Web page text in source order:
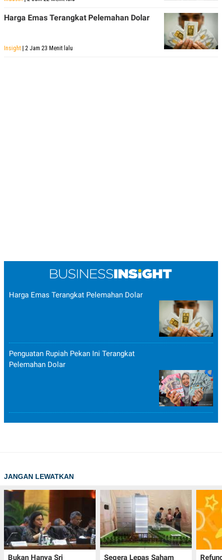
Harga Emas Terangkat Pelemahan Dolar
Insight | 2 Jam 23 Menit lalu
Harga Emas Terangkat Pelemahan Dolar
Penguatan Rupiah Pekan Ini Terangkat
Pelemahan Dolar
JANGAN LEWATKAN
Bukan Hanya Sri Segera Lepas Saham